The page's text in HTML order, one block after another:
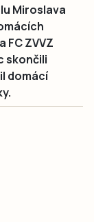
Miroslava
ZVVZ
skončili
domácí